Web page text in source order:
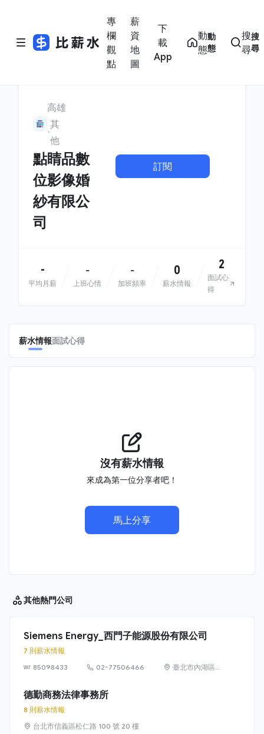
專
欄
觀
點
薪
資
地
圖
下
載
App
動
態
動
態
搜
尋
搜
尋
高雄
其
他
點睛品數
位影像婚
紗有限公
司
訂閱
-
平均月薪
-
上班心情
-
加班頻率
0
薪水情報
2
面試心
得
薪水情報面試心得
沒有薪水情報
來成為第一位分享者吧！
馬上分享
其他熱門公司
Siemens Energy_西門子能源股份有限公司
7 則薪水情報
85098433
02-77506466
臺北市內湖區
德勤商務法律事務所
8 則薪水情報
台北市信義區松仁路 100 號 20 樓